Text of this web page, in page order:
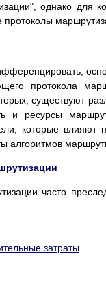
однако для
протокола
существуют
и ресурсы
которые
алгоритмов
часто
затраты